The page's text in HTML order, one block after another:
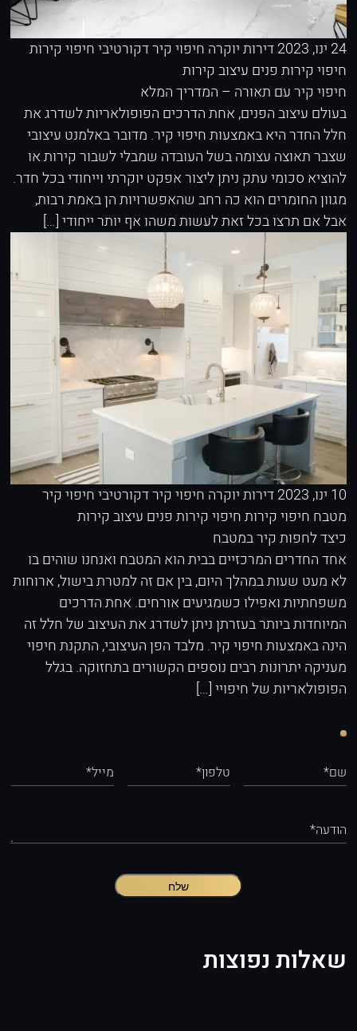
24 ינו, 2023 דירות יוקרה חיפוי קיר דקורטיביחיפוי קירות
חיפוי קירות פנים עיצוב קירות
חיפוי קיר עם תאורה – המדריך המלא
בעולם עיצוב הפנים, אחת הדרכים הפופולאריות לשדרג את
חלל החדר היא באמצעות חיפוי קיר. מדובר באלמנט עיצובי
שצבר תאוצה עצומה בשל העובדה שמבלי לשבור קירות או
להוציא סכומי עתק ניתן ליצור אפקט יוקרתי וייחודי בכל חדר.
מגוון החומרים הוא כה רחב שהאפשרויות הן באמת רבות,
אבל אם תרצו בכל זאת לעשות משהו אף יותר ייחודי […]
10 ינו, 2023 דירות יוקרה חיפוי קיר דקורטיביחיפוי קיר
מטבח חיפוי קירותחיפוי קירות פנים עיצוב קירות
כיצד לחפות קיר במטבח
אחד החדרים המרכזיים בבית הוא המטבח ואנחנו שוהים בו
לא מעט שעות במהלך היום, בין אם זה למטרת בישול, ארוחות
משפחתיות ואפילו כשמגיעים אורחים. אחת הדרכים
המיוחדות ביותר בעזרתן ניתן לשדרג את העיצוב של חלל זה
הינה באמצעות חיפוי קיר. מלבד הפן העיצובי, התקנת חיפוי
מעניקה יתרונות רבים נוספים הקשורים בתחזוקה. בגלל
הפופולאריות של חיפויי […]
שם* טלפון* מייל*
הודעה*
שלח
שאלות נפוצות